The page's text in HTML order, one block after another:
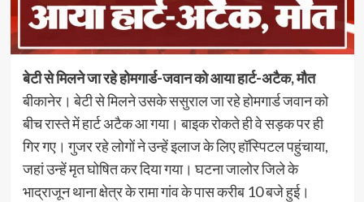
बेटी से मिलने जा रहे होमगार्ड-जवान को आया हार्ट-अटैक, मौत
बीकानेर। बेटी से मिलने उसके ससुराल जा रहे होमगार्ड जवान को
बीच रास्ते में हार्ट अटैक आ गया। बाइक रोकते ही वे सड़क पर ही
गिर गए। गुजर रहे लोगों ने उन्हें इलाज के लिए हॉस्पिटल पहुंचाया,
जहां उन्हें मृत घोषित कर दिया गया। घटना जालोर जिले के
भाद्राजून थाना क्षेत्र के रामा गांव के पास करीब 10 बजे हुई।